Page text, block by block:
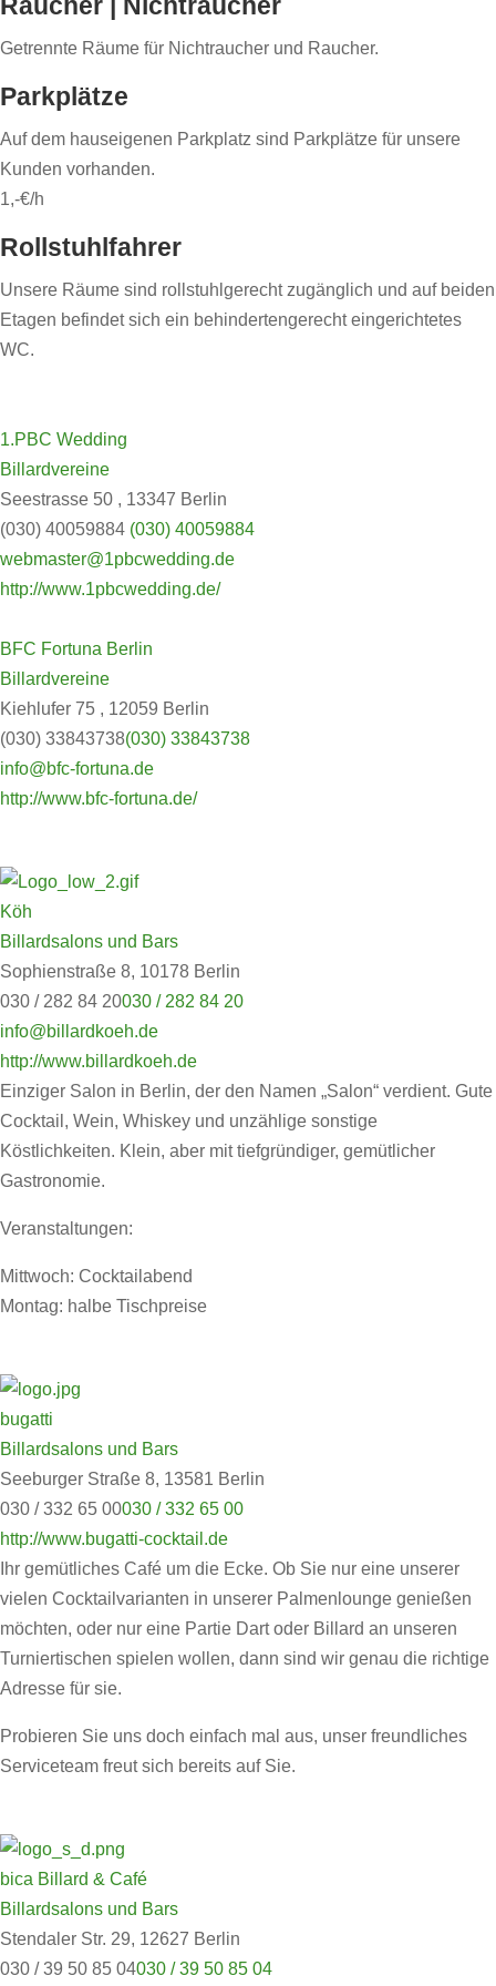
Getrennte Räume für Nichtraucher und Raucher.
Parkplätze
Auf dem hauseigenen Parkplatz sind Parkplätze für unsere
Kunden vorhanden.
1,-€/h
Rollstuhlfahrer
Unsere Räume sind rollstuhlgerecht zugänglich und auf beiden
Etagen befindet sich ein behindertengerecht eingerichtetes
WC.
1.PBC Wedding
Billardvereine
Seestrasse 50 , 13347 Berlin
(030) 40059884 (030) 40059884
webmaster@1pbcwedding.de
http://www.1pbcwedding.de/
BFC Fortuna Berlin
Billardvereine
Kiehlufer 75 , 12059 Berlin
(030) 33843738(030) 33843738
info@bfc-fortuna.de
http://www.bfc-fortuna.de/
Köh
Billardsalons und Bars
Sophienstraße 8, 10178 Berlin
030 / 282 84 20030 / 282 84 20
info@billardkoeh.de
http://www.billardkoeh.de
Einziger Salon in Berlin, der den Namen „Salon“ verdient. Gute
Cocktail, Wein, Whiskey und unzählige sonstige
Köstlichkeiten. Klein, aber mit tiefgründiger, gemütlicher
Gastronomie.
Veranstaltungen:
Mittwoch: Cocktailabend
Montag: halbe Tischpreise
bugatti
Billardsalons und Bars
Seeburger Straße 8, 13581 Berlin
030 / 332 65 00030 / 332 65 00
http://www.bugatti-cocktail.de
Ihr gemütliches Café um die Ecke. Ob Sie nur eine unserer
vielen Cocktailvarianten in unserer Palmenlounge genießen
möchten, oder nur eine Partie Dart oder Billard an unseren
Turniertischen spielen wollen, dann sind wir genau die richtige
Adresse für sie.
Probieren Sie uns doch einfach mal aus, unser freundliches
Serviceteam freut sich bereits auf Sie.
bica Billard & Café
Billardsalons und Bars
Stendaler Str. 29, 12627 Berlin
030 / 39 50 85 04030 / 39 50 85 04